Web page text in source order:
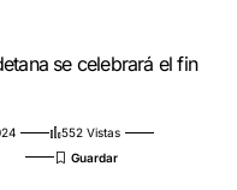
se celebrará el fin
552 Vistas